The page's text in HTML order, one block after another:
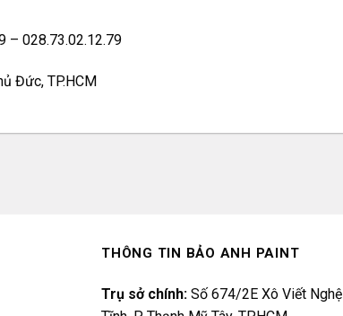
– 028.73.02.12.79
Đức, TP.HCM
THÔNG TIN BẢO ANH PAINT
Trụ sở chính: Số 674/2E Xô Viết Nghệ